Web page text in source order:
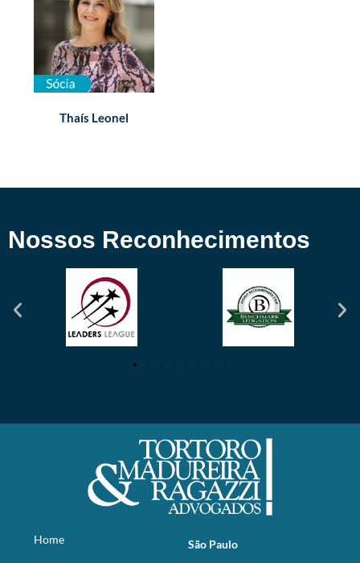
Thaís Leonel
Nossos Reconhecimentos
Home
São Paulo